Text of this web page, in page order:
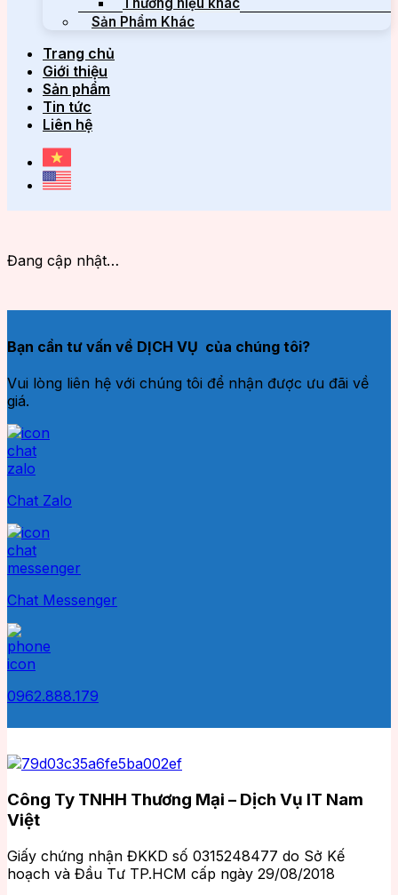
Sản Phẩm Khác
Trang chủ
Giới thiệu
Sản phẩm
Tin tức
Liên hệ
Đang cập nhật…
Bạn cần tư vấn về DỊCH VỤ của chúng tôi?
Vui lòng liên hệ với chúng tôi để nhận được ưu đãi về
giá.
Chat Zalo
Chat Messenger
0962.888.179
Công Ty TNHH Thương Mại – Dịch Vụ IT Nam
Việt
Giấy chứng nhận ĐKKD số 0315248477 do Sở Kế
hoạch và Đầu Tư TP.HCM cấp ngày 29/08/2018